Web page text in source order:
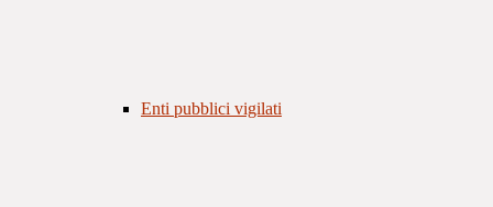
Enti pubblici vigilati